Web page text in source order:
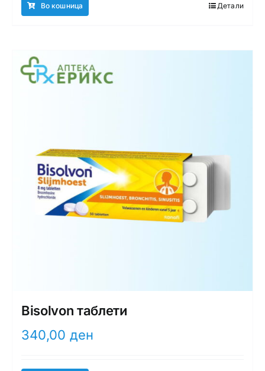
Во кошница Детали
Bisolvon таблети
340,00 ден